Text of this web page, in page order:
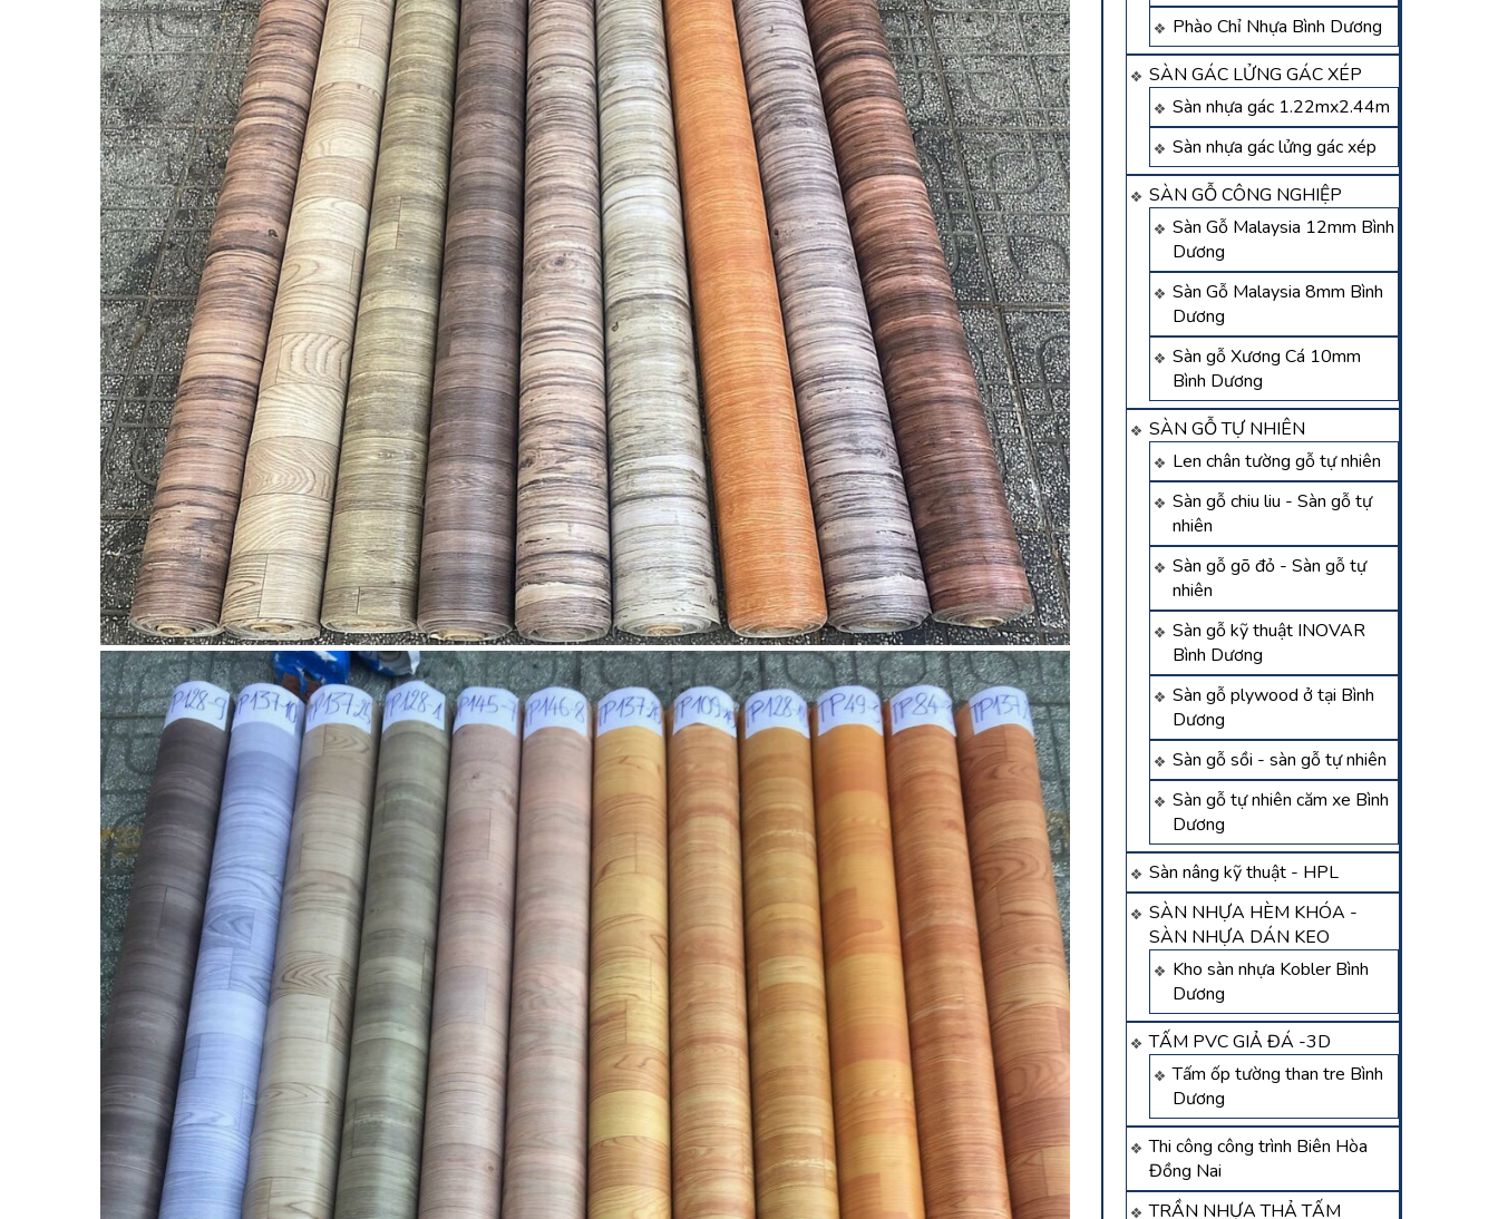
Phào Chỉ Nhựa Bình Dương
SÀN GÁC LỬNG GÁC XÉP
Sàn nhựa gác 1.22mx2.44m
Sàn nhựa gác lửng gác xép
SÀN GỖ CÔNG NGHIỆP
Sàn Gỗ Malaysia 12mm Bình
Dương
Sàn Gỗ Malaysia 8mm Bình
Dương
Sàn gỗ Xương Cá 10mm
Bình Dương
SÀN GỖ TỰ NHIÊN
Len chân tường gỗ tự nhiên
Sàn gỗ chiu liu - Sàn gỗ tự
nhiên
Sàn gỗ gõ đỏ - Sàn gỗ tự
nhiên
Sàn gỗ kỹ thuật INOVAR
Bình Dương
Sàn gỗ plywood ở tại Bình
Dương
Sàn gỗ sồi - sàn gỗ tự nhiên
Sàn gỗ tự nhiên căm xe Bình
Dương
Sàn nâng kỹ thuật - HPL
SÀN NHỰA HÈM KHÓA -
SÀN NHỰA DÁN KEO
Kho sàn nhựa Kobler Bình
Dương
TẤM PVC GIẢ ĐÁ -3D
Tấm ốp tường than tre Bình
Dương
Thi công công trình Biên Hòa
Đồng Nai
TRẦN NHỰA THẢ TẤM